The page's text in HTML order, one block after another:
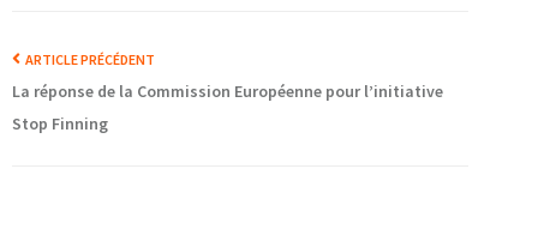
ARTICLE PRÉCÉDENT
La réponse de la Commission Européenne pour l’initiative
Stop Finning